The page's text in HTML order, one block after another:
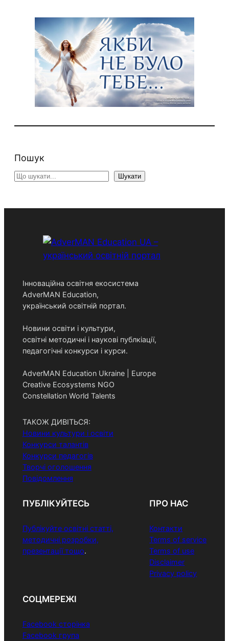
Пошук
S
Шукати
Інноваційна освітня екосистема
AdverMAN Education,
український освітній портал.
Новини освіти і культури,
освітні методичні і наукові публкіації,
педагогічні конкурси і курси.
AdverMAN Education Ukraine | Europe
Creative Ecosystems NGO
Constellation World Talents
ТАКОЖ ДИВІТЬСЯ:
Новини культури і освіти
Конкурси талантів
Конкурси педагогів
Творчі оголошення
Повідомлення
ПУБЛІКУЙТЕСЬ
Публікуйте освітні статті,
методичні розробки,
презентації тощо.
ПРО НАС
Контакти
Terms of service
Terms of use
Disclaimer
Privacy policy
СОЦМЕРЕЖІ
Facebook сторінка
Facebook група